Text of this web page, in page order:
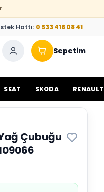
Hattı: 0 533 418 08 41
Sepetim
SEAT SKODA RENAULT
Çubuğu